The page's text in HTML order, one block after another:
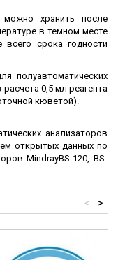
хранить после
в темном месте
срока годности
полуавтоматических
0,5 мл реагента
проточной кюветой).
анализаторов
открытых данных по
MindrayBS-120, BS-
>
<